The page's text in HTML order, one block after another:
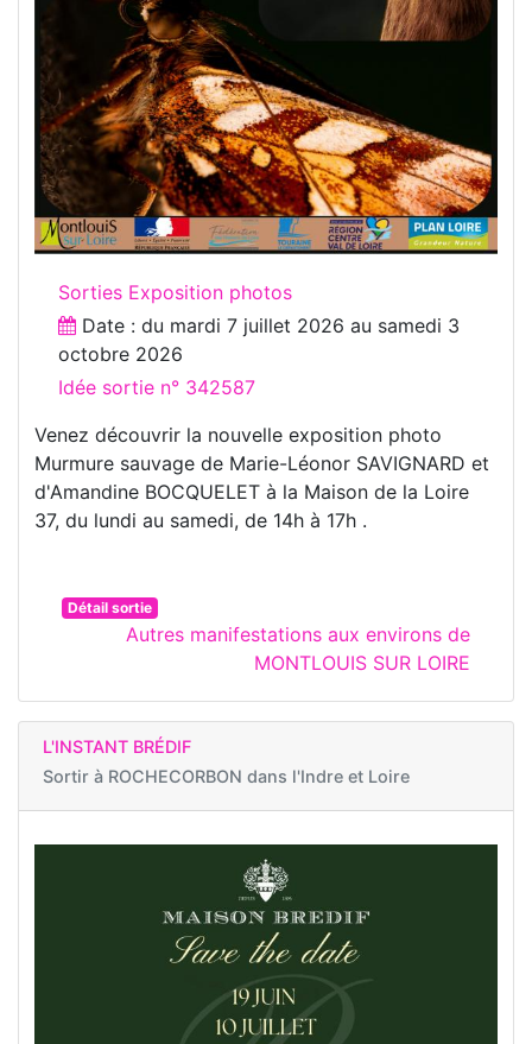
Sorties Exposition photos
Date : du mardi 7 juillet 2026 au samedi 3
octobre 2026
Idée sortie n° 342587
Venez découvrir la nouvelle exposition photo
Murmure sauvage de Marie-Léonor SAVIGNARD et
d'Amandine BOCQUELET à la Maison de la Loire
37, du lundi au samedi, de 14h à 17h .
Détail sortie
Autres manifestations aux environs de
MONTLOUIS SUR LOIRE
L'INSTANT BRÉDIF
Sortir à ROCHECORBON dans l'Indre et Loire